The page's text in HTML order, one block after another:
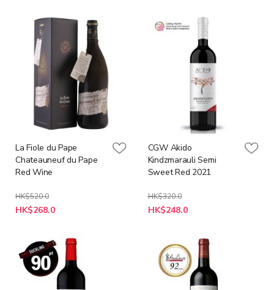
La Fiole du Pape
Chateauneuf du Pape
Red Wine
HK$520.0
特
殊
HK$268.0
CGW Akido
Kindzmarauli Semi
Sweet Red 2021
HK$320.0
特
殊
HK$248.0